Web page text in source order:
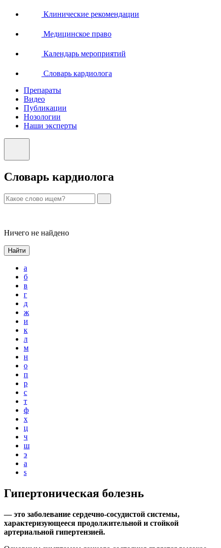
Клинические рекомендации
Медицинское право
Календарь мероприятий
Словарь кардиолога
Препараты
Видео
Публикации
Нозологии
Наши эксперты
Словарь кардиолога
Ничего не найдено
Найти
а
б
в
г
д
ж
и
к
л
м
н
о
п
р
с
т
ф
х
ц
ч
ш
э
a
s
Гипертоническая болезнь
— это заболевание сердечно-сосудистой системы,
характеризующееся продолжительной и стойкой
артериальной гипертензией.